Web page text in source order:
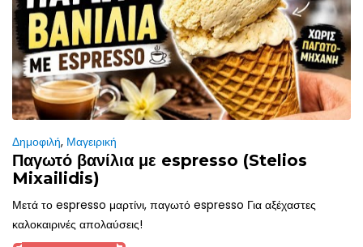
Δημοφιλή, Μαγειρική
Παγωτό βανίλια με espresso (Stelios
Mixailidis)
Μετά το espresso μαρτίνι, παγωτό espresso Για αξέχαστες
καλοκαιρινές απολαύσεις!